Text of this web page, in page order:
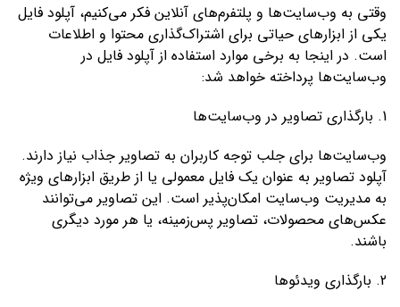
وقتی به وب‌سایت‌ها و پلتفرم‌های آنلاین فکر می‌کنیم، آپلود فایل
یکی از ابزارهای حیاتی برای اشتراک‌گذاری محتوا و اطلاعات
است. در اینجا به برخی موارد استفاده از آپلود فایل در
وب‌سایت‌ها پرداخته خواهد شد:
1. بارگذاری تصاویر در وب‌سایت‌ها
وب‌سایت‌ها برای جلب توجه کاربران به تصاویر جذاب نیاز دارند.
آپلود تصاویر به عنوان یک فایل معمولی یا از طریق ابزار‌های ویژه
به مدیریت وب‌سایت امکان‌پذیر است. این تصاویر می‌توانند
عکس‌های محصولات، تصاویر پس‌زمینه، یا هر مورد دیگری
باشند.
2. بارگذاری ویدئوها